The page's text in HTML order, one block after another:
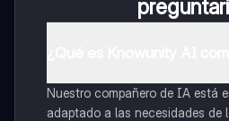
Nuestro compañero de IA está
adaptado a las necesidades de